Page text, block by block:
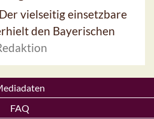
vielseitig einsetzbare
den Bayerischen
FAQ